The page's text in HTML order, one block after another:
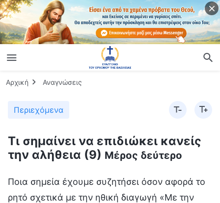
Αρχική Αναγνώσεις
Περιεχόμενα
Τι σημαίνει να επιδιώκει κανείς
την αλήθεια (9) Μέρος δεύτερο
Ποια σημεία έχουμε συζητήσει όσον αφορά το
ρητό σχετικά με την ηθική διαγωγή «Με την